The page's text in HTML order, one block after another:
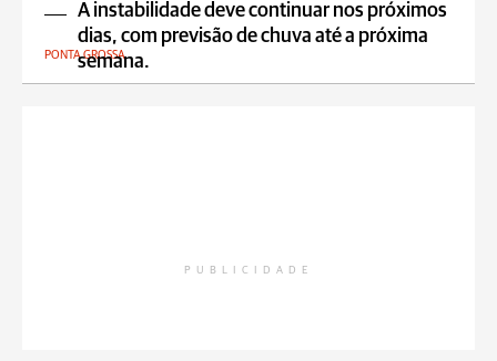
A instabilidade deve continuar nos próximos
dias, com previsão de chuva até a próxima
semana.
PONTA GROSSA
PUBLICIDADE